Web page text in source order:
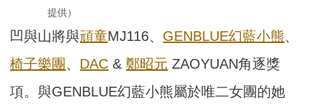
提供）
凹與山將與頑童MJ116、 GENBLUE幻藍小熊、
椅子樂團 、 DAC &鄭昭元 ZAOYUAN角逐獎
項。與GENBLUE幻藍小熊屬於唯二女團的她